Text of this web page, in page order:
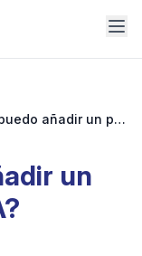
¿Cómo puedo añadir un perfil de VA?
un